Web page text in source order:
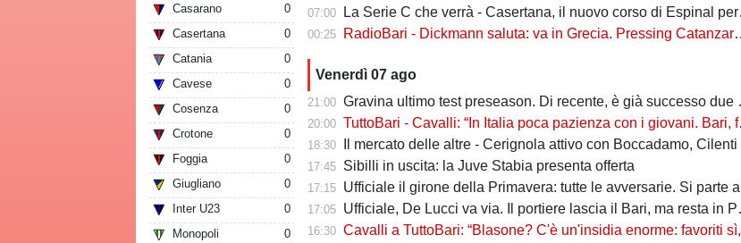
Casarano
0
Casertana
0
Catania
0
Cavese
0
Cosenza
0
Crotone
0
Foggia
0
Giugliano
0
Inter U23
0
Monopoli
0
07:00 La Serie C che verrà - Casertana, il nuovo corso di Espinal per un'altra stagione da protagonista
00:25 RadioBari - Dickmann saluta: va in Grecia. Pressing Catanzaro per Dorval, Vicari piace ad una pugliese
Venerdì 07 ago
21:00 Gravina ultimo test preseason. Di recente, è già successo due volte
20:00 TuttoBari - Cavalli: “In Italia poca pazienza con i giovani. Bari, fai la cosa più bella: ti spiego come”
18:30 Il mercato delle altre - Cerignola attivo con Boccadamo, Cilenti e Padula. Casertana su Antonio Ferrara. Della Morte piace al Foggia
17:45 Sibilli in uscita: la Juve Stabia presenta offerta
17:15 Ufficiale il girone della Primavera: tutte le avversarie. Si parte a settembre
17:05 Ufficiale, De Lucci va via. Il portiere lascia il Bari, ma resta in Puglia
16:30 Cavalli a TuttoBari: “Blasone? C'è un'insidia enorme: favoriti sì, ma non basta”